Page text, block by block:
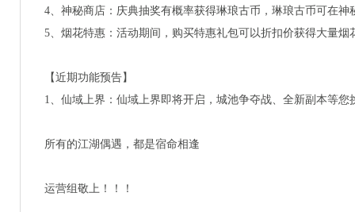
4、神秘商店：庆典抽奖有概率获得琳琅古币，琳琅古币可在神
5、烟花特惠：活动期间，购买特惠礼包可以折扣价获得大量烟
【近期功能预告】
1、仙域上界：仙域上界即将开启，城池争夺战、全新副本等
所有的江湖偶遇，都是宿命相逢
运营组敬上！！！